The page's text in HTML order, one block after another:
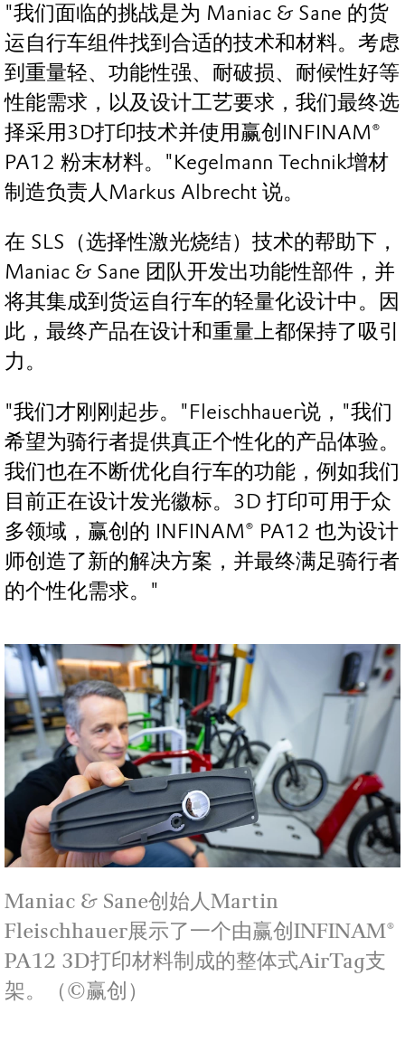
"我们面临的挑战是为 Maniac & Sane 的货
运自行车组件找到合适的技术和材料。考虑
到重量轻、功能性强、耐破损、耐候性好等
性能需求，以及设计工艺要求，我们最终选
择采用3D打印技术并使用赢创INFINAM®
PA12 粉末材料。"Kegelmann Technik增材
制造负责人Markus Albrecht 说。
在 SLS（选择性激光烧结）技术的帮助下，
Maniac & Sane 团队开发出功能性部件，并
将其集成到货运自行车的轻量化设计中。因
此，最终产品在设计和重量上都保持了吸引
力。
"我们才刚刚起步。"Fleischhauer说，"我们
希望为骑行者提供真正个性化的产品体验。
我们也在不断优化自行车的功能，例如我们
目前正在设计发光徽标。3D 打印可用于众
多领域，赢创的 INFINAM® PA12 也为设计
师创造了新的解决方案，并最终满足骑行者
的个性化需求。"
Maniac & Sane创始人Martin
Fleischhauer展示了一个由赢创INFINAM®
PA12 3D打印材料制成的整体式AirTag支
架。（©赢创）